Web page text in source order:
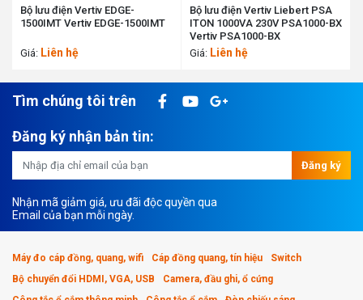
Bộ lưu điện Vertiv EDGE-
1500IMT Vertiv EDGE-1500IMT
Giá: Liên hệ
Bộ lưu điện Vertiv Liebert PSA
ITON 1000VA 230V PSA1000-BX
Vertiv PSA1000-BX
Giá: Liên hệ
Tìm chúng tôi trên
Đăng ký nhận bản tin:
Đăng ký
Nhận mã giảm giá, ưu đãi độc quyền qua
Email của bạn mỗi ngày.
Máy đo cáp đồng, quang, wifi Cáp đồng quang, tín hiệu
Switch
Bộ chuyển đổi HDMI, VGA, USB
Camera, đầu ghi, ổ cứng